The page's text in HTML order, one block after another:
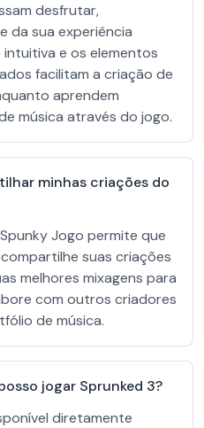
desfrutar,
da sua experiência
e os elementos
facilitam a criação de
aprendem
música através do jogo.
minhas criações do
Jogo permite que
suas criações
melhores mixagens para
com outros criadores
de música.
jogar Sprunked 3?
diretamente